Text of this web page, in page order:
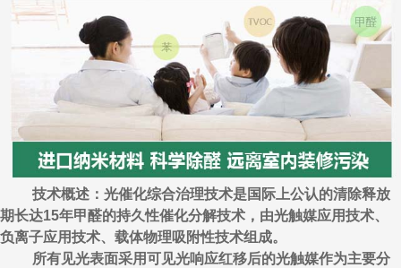
技术概述：光催化综合治理技术是国际上公认的清除释放
期长达15年甲醛的持久性催化分解技术，由光触媒应用技术、
负离子应用技术、载体物理吸附性技术组成。
所有见光表面采用可见光响应红移后的光触媒作为主要分